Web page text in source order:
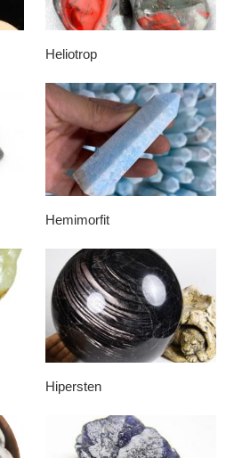
Heliotrop
Hemimorfit
Hipersten